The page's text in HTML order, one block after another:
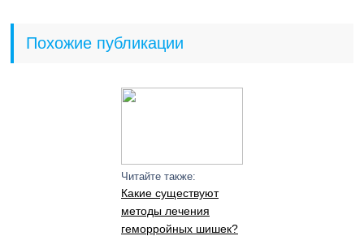
Похожие публикации
Читайте также:
Какие существуют
методы лечения
геморройных шишек?